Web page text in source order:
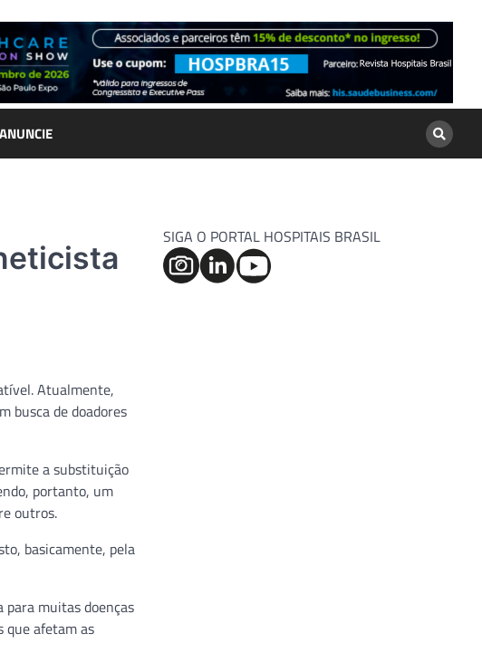
ANUNCIE
Atualmente,
busca de doadores
a substituição
portanto, um
outros.
basicamente, pela
para muitas doenças
que afetam as
SIGA O PORTAL HOSPITAIS BRASIL